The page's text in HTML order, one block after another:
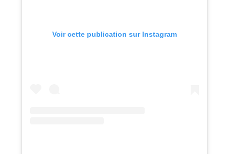
Voir cette publication sur Instagram